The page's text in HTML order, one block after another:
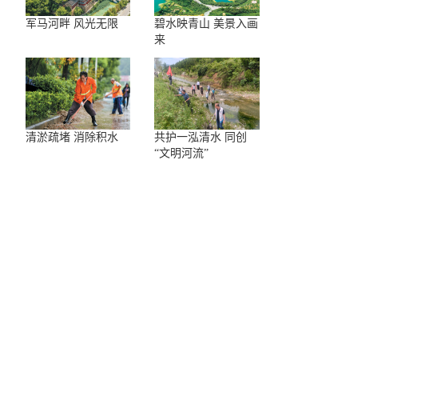
军马河畔 风光无限
碧水映青山 美景入画
来
清淤疏堵 消除积水
共护一泓清水 同创
“文明河流”